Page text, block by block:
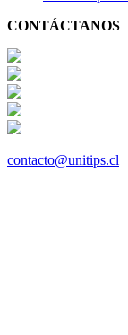
CONTÁCTANOS
contacto@unitips.cl